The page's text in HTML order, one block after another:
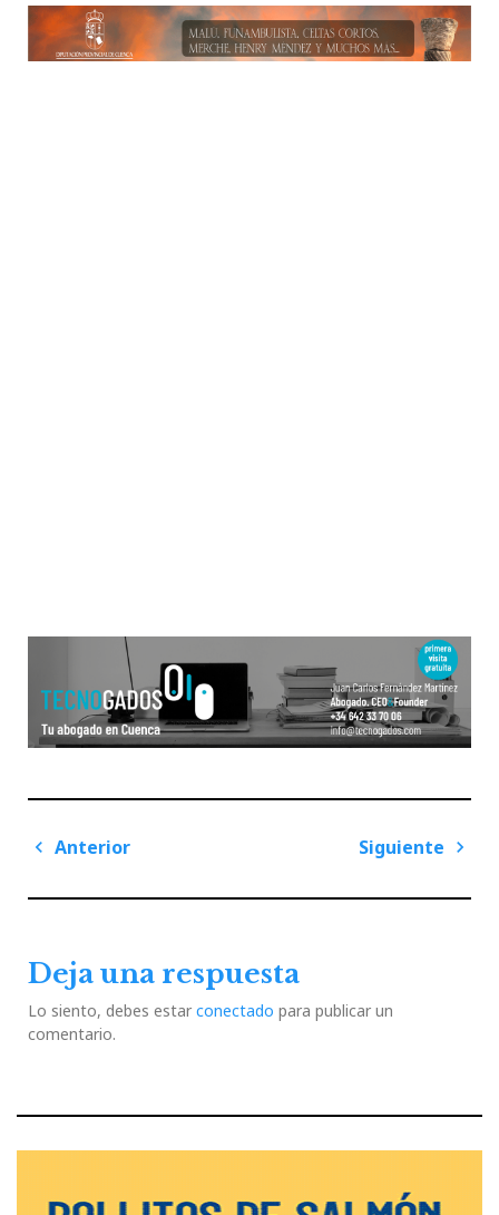
Navegación
entradas
Anterior
Siguiente
Deja una respuesta
Lo siento, debes estar conectado para publicar un
comentario.